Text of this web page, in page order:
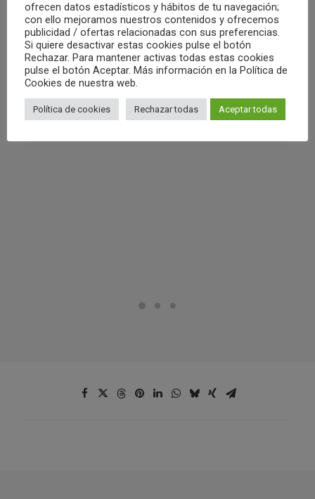
02/05/2022
RESUMEN FIN DE SEMANA 30/04 Y
01/05
by Club Waterpolo Castelló
ofrecen datos estadísticos y hábitos de tu navegación;
con ello mejoramos nuestros contenidos y ofrecemos
publicidad / ofertas relacionadas con sus preferencias.
Si quiere desactivar estas cookies pulse el botón
Rechazar. Para mantener activas todas estas cookies
pulse el botón Aceptar. Más información en la Política de
Cookies de nuestra web.
Política de cookies Rechazar todas Aceptar todas